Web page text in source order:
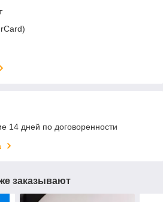
14 дней по договоренности
заказывают